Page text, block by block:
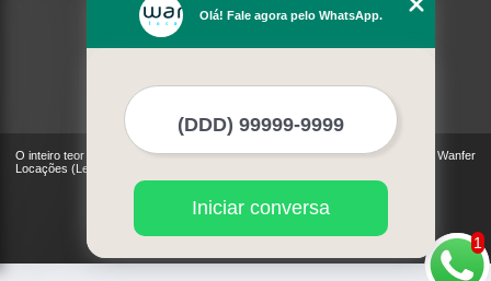
Serviços
Contato
O inteiro teor deste site está sujeito à proteção de direitos autorais. Copyright© Wanfer
Locações (Lei 9610 de 19/02/1998)
1
Olá! Fale agora pelo WhatsApp.
Iniciar conversa